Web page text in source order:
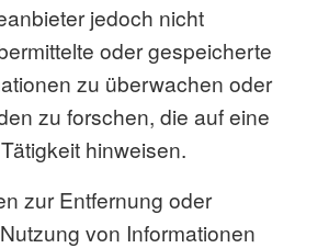
jedoch nicht
oder gespeicherte
zu überwachen oder
zu forschen, die auf eine
hinweisen.
zur Entfernung oder
von Informationen